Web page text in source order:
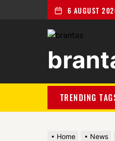
6 AUGUST
TRENDING
Home News